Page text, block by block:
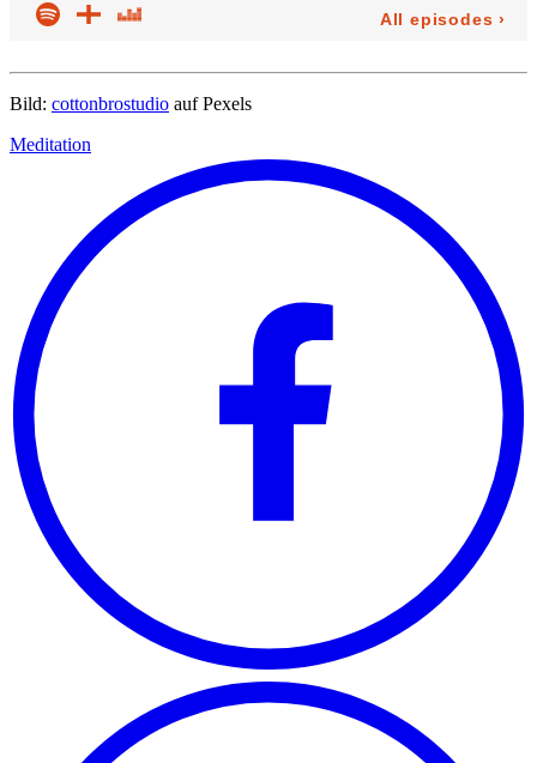
Bild: cottonbrostudio auf Pexels
Meditation